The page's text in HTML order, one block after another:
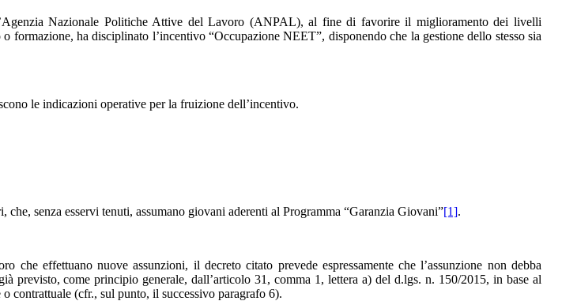
Nazionale Politiche Attive del Lavoro (ANPAL), al fine di favorire il miglioramento dei livelli
ha disciplinato l’incentivo “Occupazione NEET”, disponendo che la gestione dello stesso sia
le indicazioni operative per la fruizione dell’incentivo.
senza esservi tenuti, assumano giovani aderenti al Programma “Garanzia Giovani”[1].
effettuano nuove assunzioni, il decreto citato prevede espressamente che l’assunzione non debba
previsto, come principio generale, dall’articolo 31, comma 1, lettera a) del d.lgs. n. 150/2015, in base al
contrattuale (cfr., sul punto, il successivo paragrafo 6).